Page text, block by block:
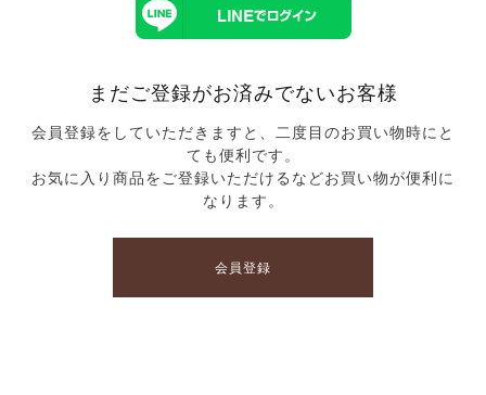
まだご登録がお済みでないお客様
会員登録をしていただきますと、二度目のお買い物時にと
ても便利です。
お気に入り商品をご登録いただけるなどお買い物が便利に
なります。
会員登録